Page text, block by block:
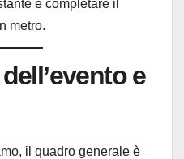
e completare il
metro.
e
il quadro generale è